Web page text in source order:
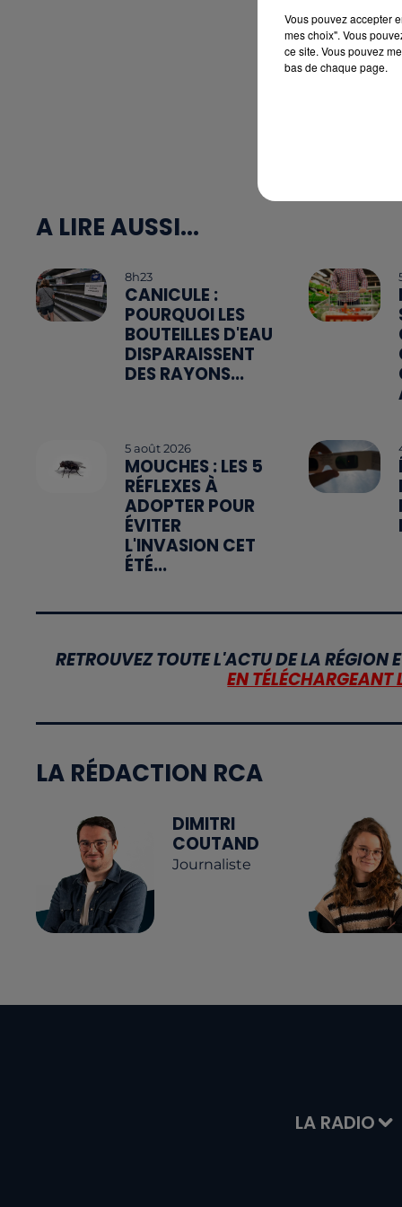
A LIRE AUSSI...
8h23
CANICULE :
POURQUOI LES
BOUTEILLES D'EAU
DISPARAISSENT
DES RAYONS...
5 août 2026
MOUCHES : LES 5
RÉFLEXES À
ADOPTER POUR
ÉVITER
L'INVASION CET
ÉTÉ...
RETROUVEZ TOUTE L'ACTU DE LA RÉGION
EN
LA RÉDACTION RCA
DIMITRI
COUTAND
Journaliste
LA RADIO
Vous pouvez accepter
mes choix". Vous
ce site. Vous pouvez
bas de chaque page.